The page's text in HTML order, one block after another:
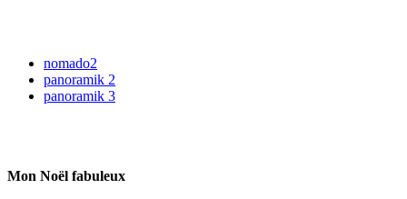
nomado2
panoramik 2
panoramik 3
Mon Noël fabuleux